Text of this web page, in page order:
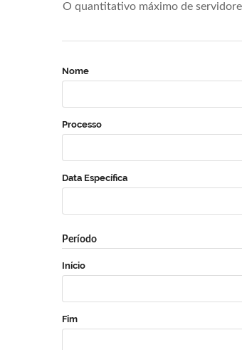
O quantitativo máximo de
Nome
Processo
Data Específica
Período
Início
Fim